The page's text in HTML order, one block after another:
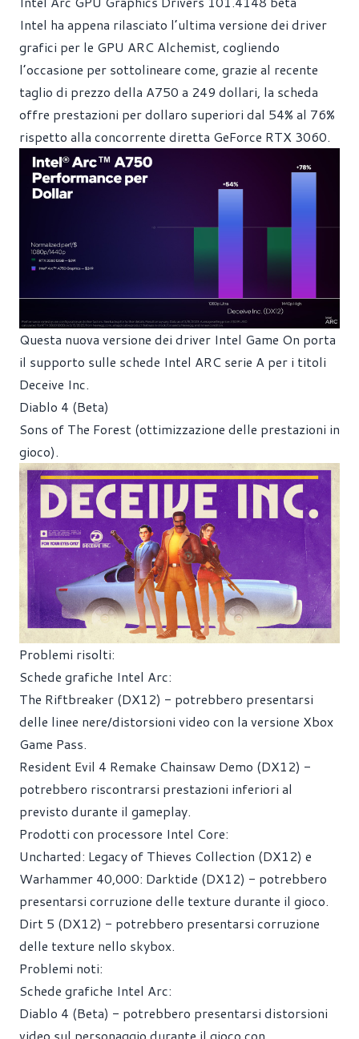
Intel ha appena rilasciato l’ultima versione dei driver
grafici per le GPU ARC Alchemist, cogliendo
l’occasione per sottolineare come, grazie al recente
taglio di prezzo della A750 a 249 dollari, la scheda
offre prestazioni per dollaro superiori dal 54% al 76%
rispetto alla concorrente diretta GeForce RTX 3060.
Questa nuova versione dei driver Intel Game On porta
il supporto sulle schede Intel ARC serie A per i titoli
Deceive Inc.
Diablo 4 (Beta)
Sons of The Forest (ottimizzazione delle prestazioni in
gioco).
Problemi risolti:
Schede grafiche Intel Arc:
The Riftbreaker (DX12) - potrebbero presentarsi
delle linee nere/distorsioni video con la versione Xbox
Game Pass.
Resident Evil 4 Remake Chainsaw Demo (DX12) -
potrebbero riscontrarsi prestazioni inferiori al
previsto durante il gameplay.
Prodotti con processore Intel Core:
Uncharted: Legacy of Thieves Collection (DX12) e
Warhammer 40,000: Darktide (DX12) - potrebbero
presentarsi corruzione delle texture durante il gioco.
Dirt 5 (DX12) - potrebbero presentarsi corruzione
delle texture nello skybox.
Problemi noti:
Schede grafiche Intel Arc:
Diablo 4 (Beta) - potrebbero presentarsi distorsioni